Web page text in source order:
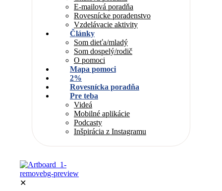
E-mailová poradňa
Rovesnícke poradenstvo
Vzdelávacie aktivity
Články
Som dieťa/mladý
Som dospelý/rodič
O pomoci
Mapa pomoci
2%
Rovesnícka poradňa
Pre teba
Videá
Mobilné aplikácie
Podcasty
Inšpirácia z Instagramu
✕